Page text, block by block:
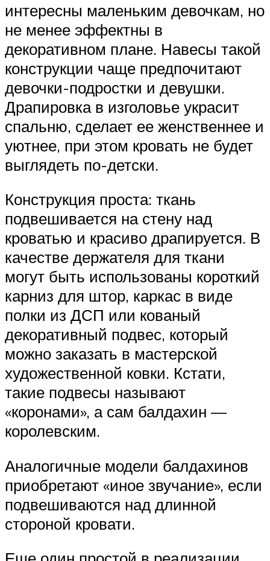
интересны маленьким девочкам, но
не менее эффектны в
декоративном плане. Навесы такой
конструкции чаще предпочитают
девочки-подростки и девушки.
Драпировка в изголовье украсит
спальню, сделает ее женственнее и
уютнее, при этом кровать не будет
выглядеть по-детски.
Конструкция проста: ткань
подвешивается на стену над
кроватью и красиво драпируется. В
качестве держателя для ткани
могут быть использованы короткий
карниз для штор, каркас в виде
полки из ДСП или кованый
декоративный подвес, который
можно заказать в мастерской
художественной ковки. Кстати,
такие подвесы называют
«коронами», а сам балдахин —
королевским.
Аналогичные модели балдахинов
приобретают «иное звучание», если
подвешиваются над длинной
стороной кровати.